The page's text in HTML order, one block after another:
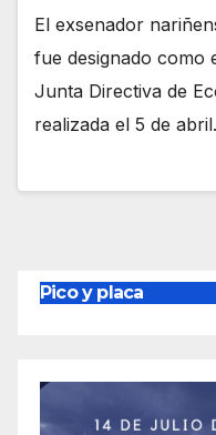
El exsenador
fue designado como
Junta Directiva de
realizada el 5 de
Pico y placa